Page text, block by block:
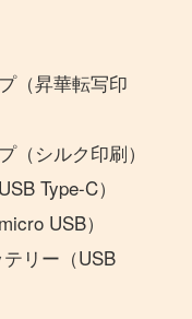
（昇華転写印
（シルク印刷）
Type-C）
USB）
リー（USB